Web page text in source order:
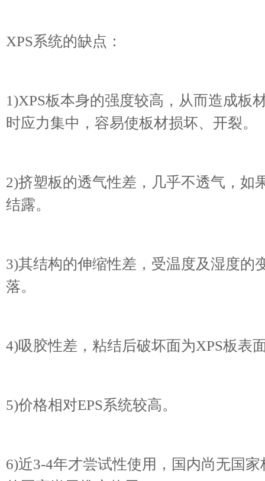
XPS系统的缺点：
1)XPS板本身的强度较高，从而造成板
时应力集中，容易使板材损坏、开裂。
2)挤塑板的透气性差，几乎不透气，如
结露。
3)其结构的伸缩性差，受温度及湿度的
落。
4)吸胶性差，粘结后破坏面为XPS板表
5)价格相对EPS系统较高。
6)近3-4年才尝试性使用，国内尚无国